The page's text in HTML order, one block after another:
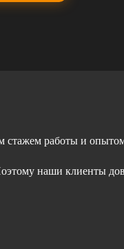
работы и
наши клиенты